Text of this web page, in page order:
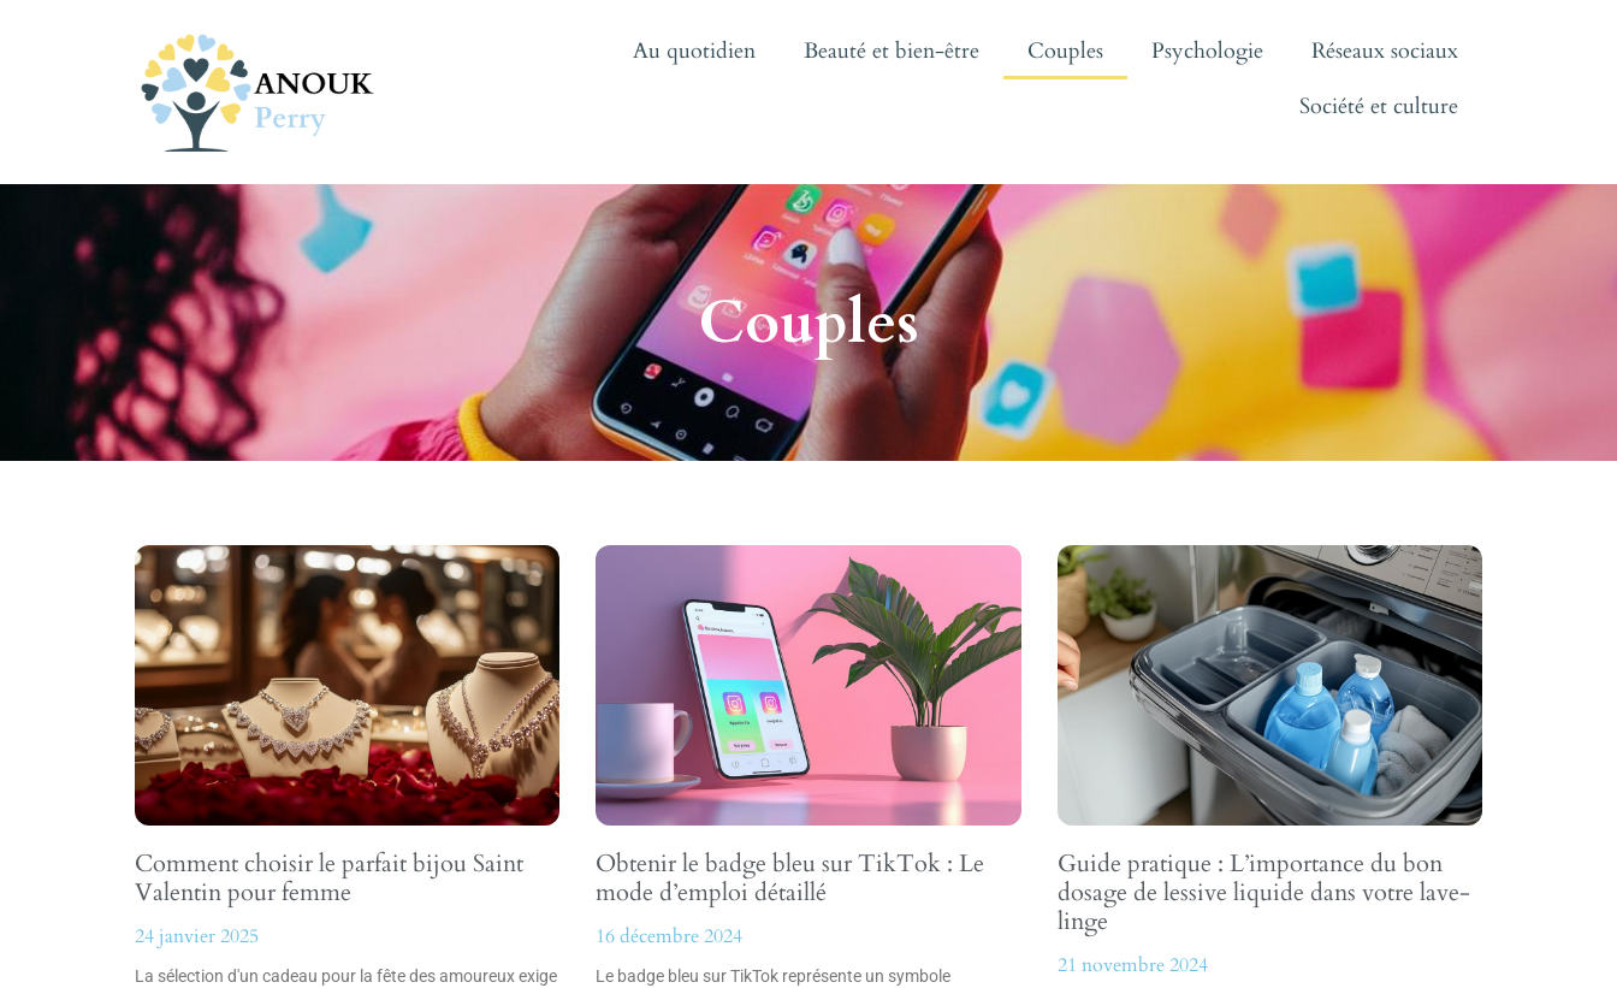
Au quotidien Beauté et bien-être Couples Psychologie
Réseaux sociaux
Société et culture
Couples
Comment choisir le parfait bijou Saint
Valentin pour femme
24 janvier 2025
La sélection d'un cadeau pour la fête des amoureux exige
Obtenir le badge bleu sur TikTok : Le
mode d’emploi détaillé
16 décembre 2024
Le badge bleu sur TikTok représente un symbole
Guide pratique : L’importance du bon
dosage de lessive liquide dans votre lave-
linge
21 novembre 2024